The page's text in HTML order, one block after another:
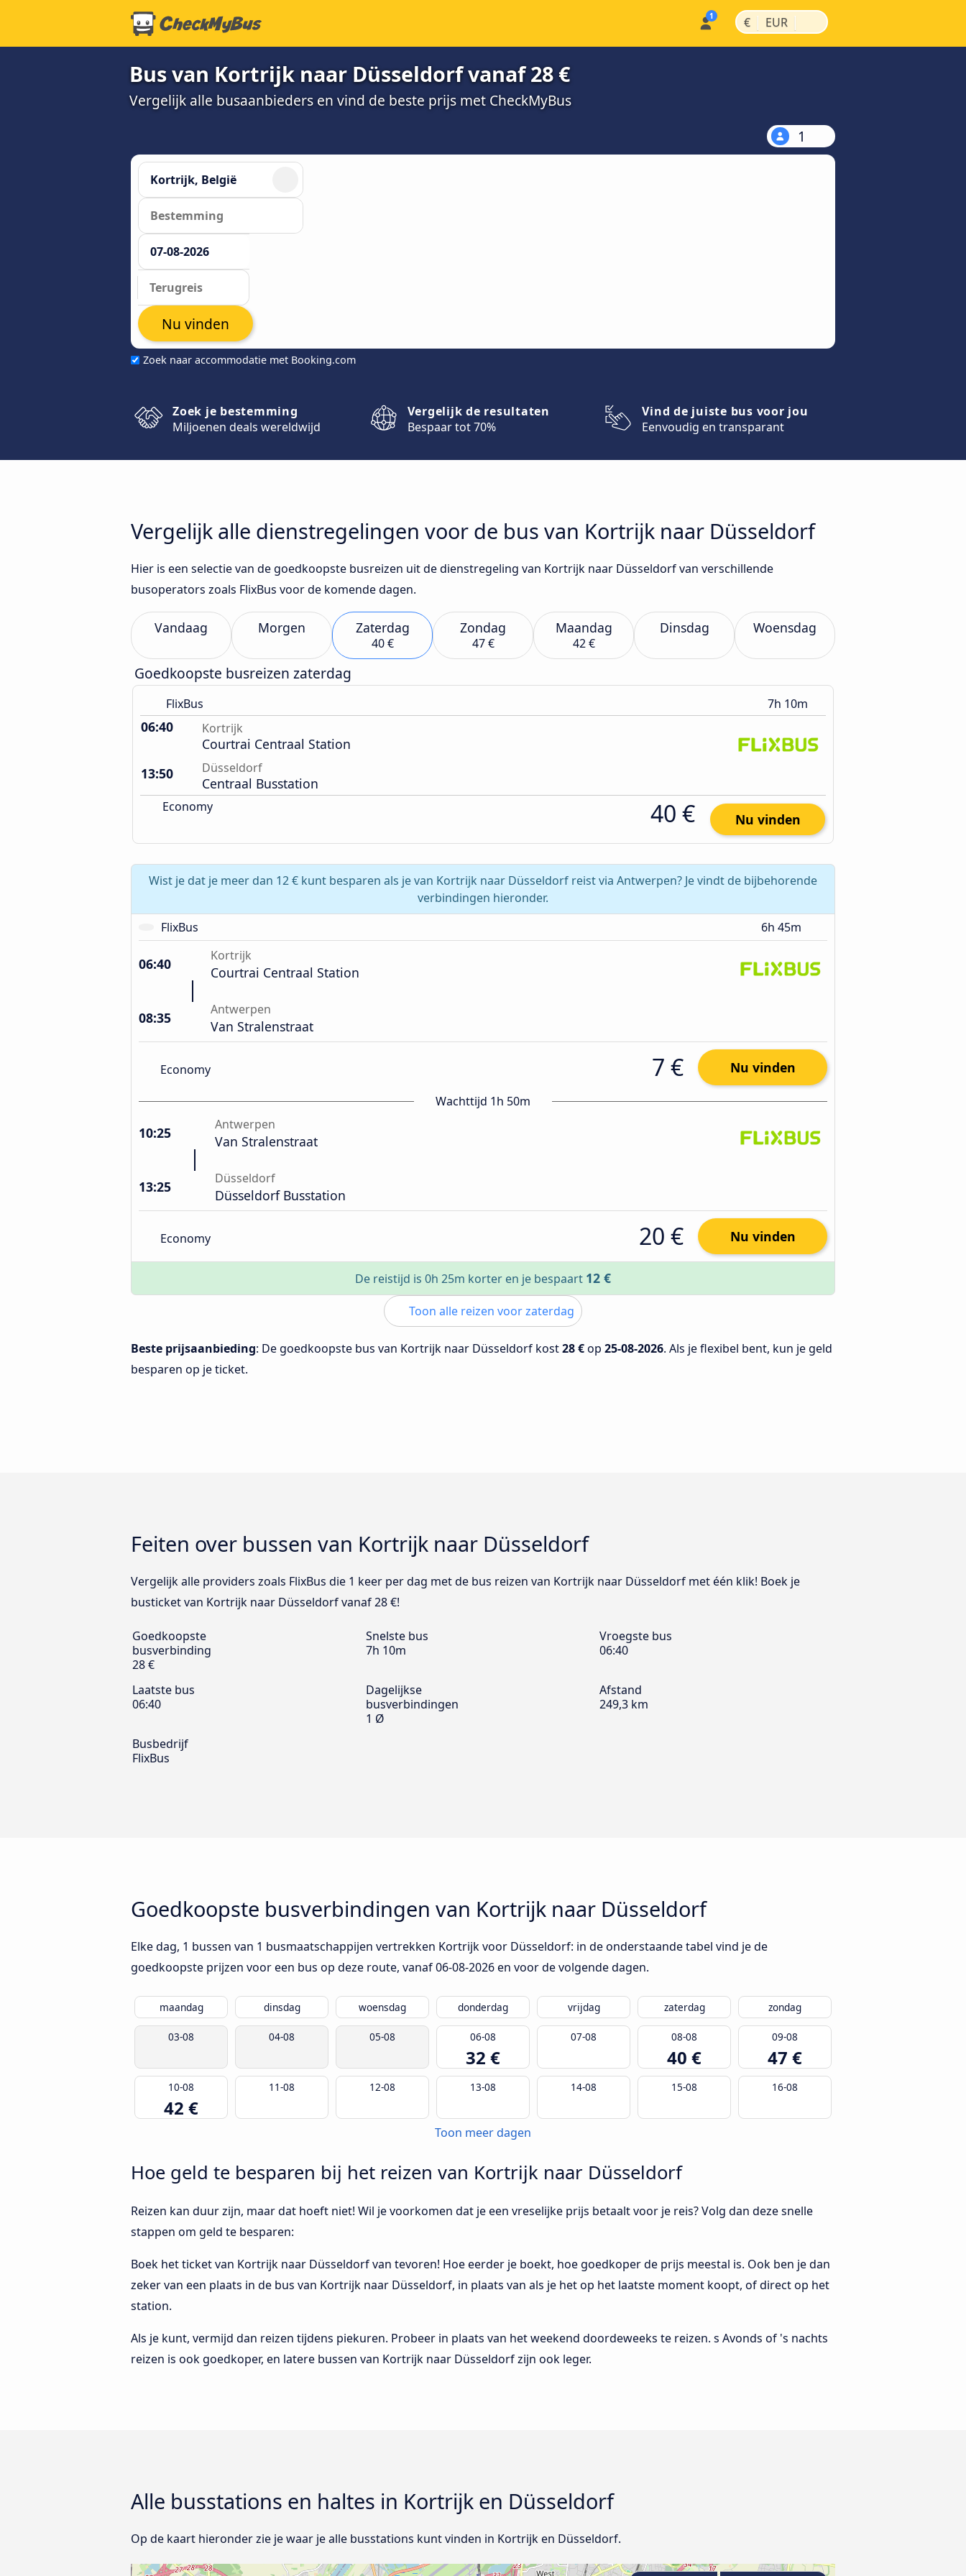
€ | EUR |
Bus van Kortrijk naar Düsseldorf vanaf 28 €
Vergelijk alle busaanbieders en vind de beste prijs met CheckMyBus
1
Zoek naar accommodatie met Booking.com
Nu vinden
Zoek je bestemming
Miljoenen deals wereldwijd
Vergelijk de resultaten
Bespaar tot 70%
Vind de juiste bus voor jou
Eenvoudig en transparant
Vergelijk alle dienstregelingen voor de bus van Kortrijk naar Düsseldorf
Hier is een selectie van de goedkoopste busreizen uit de dienstregeling van Kortrijk naar Düsseldorf van verschillende
busoperators zoals FlixBus voor de komende dagen.
Vandaag Morgen Zaterdag
40 €
Zondag
47 €
Maandag
42 €
Dinsdag Woensdag
Goedkoopste busreizen zaterdag
FlixBus 7h 10m
06:40 Kortrijk
Courtrai Centraal Station
13:50
Düsseldorf
Centraal Busstation
Economy 40 € Nu vinden
Wist je dat je meer dan 12 € kunt besparen als je van Kortrijk naar Düsseldorf reist via Antwerpen? Je vindt de bijbehorende
verbindingen hieronder.
FlixBus
6h 45m
06:40 Kortrijk
Courtrai Centraal Station
08:35 Antwerpen
Van Stralenstraat
Economy 7 € Nu vinden
Wachttijd 1h 50m
10:25 Antwerpen
Van Stralenstraat
13:25 Düsseldorf
Düsseldorf Busstation
Economy 20 € Nu vinden
De reistijd is 0h 25m korter en je bespaart 12 €
Toon alle reizen voor zaterdag
Beste prijsaanbieding: De goedkoopste bus van Kortrijk naar Düsseldorf kost28 €op 25-08-2026. Als je flexibel bent, kun je geld
besparen op je ticket.
Feiten over bussen van Kortrijk naar Düsseldorf
Vergelijk alle providers zoals FlixBus die 1 keer per dag met de bus reizen van Kortrijk naar Düsseldorf met één klik! Boek je
busticket van Kortrijk naar Düsseldorf vanaf 28 €!
Goedkoopste
busverbinding
28 €
Snelste bus
7h 10m
Vroegste bus
06:40
Laatste bus
06:40
Dagelijkse
busverbindingen
1 Ø
Afstand
249,3 km
Busbedrijf
FlixBus
Goedkoopste busverbindingen van Kortrijk naar Düsseldorf
Elke dag, 1 bussen van 1 busmaatschappijen vertrekken Kortrijk voor Düsseldorf: in de onderstaande tabel vind je de
goedkoopste prijzen voor een bus op deze route, vanaf06-08-2026en voor de volgende dagen.
maandag dinsdag woensdag donderdag vrijdag zaterdag zondag
03-08 04-08 05-08 06-08
32 €
07-08 08-08
40 €
09-08
47 €
10-08
42 €
11-08 12-08 13-08 14-08 15-08 16-08
Toon meer dagen
Hoe geld te besparen bij het reizen van Kortrijk naar Düsseldorf
Reizen kan duur zijn, maar dat hoeft niet! Wil je voorkomen dat je een vreselijke prijs betaalt voor je reis? Volg dan deze snelle
stappen om geld te besparen:
Boek het ticket van Kortrijk naar Düsseldorf van tevoren! Hoe eerder je boekt, hoe goedkoper de prijs meestal is. Ook ben je dan
zeker van een plaats in de bus van Kortrijk naar Düsseldorf, in plaats van als je het op het laatste moment koopt, of direct op het
station.
Als je kunt, vermijd dan reizen tijdens piekuren. Probeer in plaats van het weekend doordeweeks te reizen. s Avonds of 's nachts
reizen is ook goedkoper, en latere bussen van Kortrijk naar Düsseldorf zijn ook leger.
Alle busstations en haltes in Kortrijk en Düsseldorf
Op de kaart hieronder zie je waar je alle busstations kunt vinden in Kortrijk en Düsseldorf.